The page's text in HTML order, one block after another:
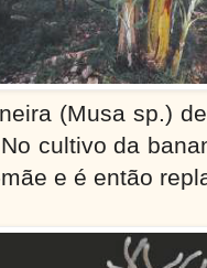
(Musa sp.)
cultivo da
e é então